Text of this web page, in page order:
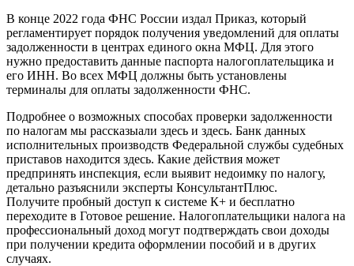
В конце 2022 года ФНС России издал Приказ, который
регламентирует порядок получения уведомлений для оплаты
задолженности в центрах единого окна МФЦ. Для этого
нужно предоставить данные паспорта налогоплательщика и
его ИНН. Во всех МФЦ должны быть установлены
терминалы для оплаты задолженности ФНС.
Подробнее о возможных способах проверки задолженности
по налогам мы рассказыали здесь и здесь. Банк данных
исполнительных производств Федеральной службы судебных
приставов находится здесь. Какие действия может
предпринять инспекция, если выявит недоимку по налогу,
детально разъяснили эксперты КонсультантПлюс.
Получите пробный доступ к системе К+ и бесплатно
переходите в Готовое решение. Налогоплательщики налога на
профессиональный доход могут подтверждать свои доходы
при получении кредита оформлении пособий и в других
случаях.